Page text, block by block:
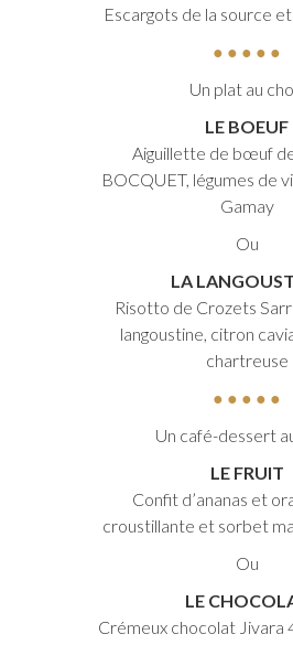
Escargots de la source
● ● ● ● ●
Un plat au
LE BOEUF
Aiguillette de bœuf
BOCQUET, légumes de
Gamay
Ou
LA
Risotto de Crozets
langoustine, citron
chartreuse
● ● ● ● ●
Un café-dessert
LE FRUIT
Confit d’ananas et
croustillante et sorbet
Ou
LE
Crémeux chocolat Jivara